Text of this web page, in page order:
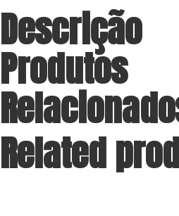
Descrição
Produtos
Related